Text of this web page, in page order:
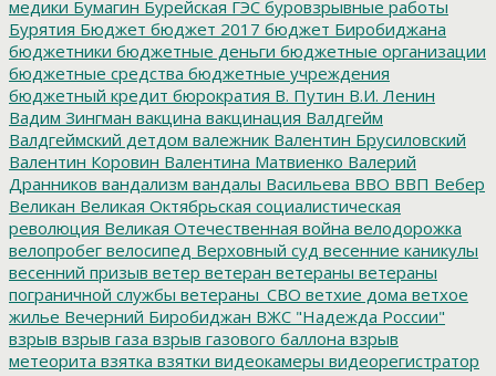
медики Бумагин Бурейская ГЭС буровзрывные работы
Бурятия Бюджет бюджет 2017 бюджет Биробиджана
бюджетники бюджетные деньги бюджетные организации
бюджетные средства бюджетные учреждения
бюджетный кредит бюрократия В. Путин В.И. Ленин
Вадим Зингман вакцина вакцинация Валдгейм
Валдгеймский детдом валежник Валентин Брусиловский
Валентин Коровин Валентина Матвиенко Валерий
Дранников вандализм вандалы Васильева ВВО ВВП Вебер
Великан Великая Октябрьская социалистическая
революция Великая Отечественная война велодорожка
велопробег велосипед Верховный суд весенние каникулы
весенний призыв ветер ветеран ветераны ветераны
пограничной службы ветераны_СВО ветхие дома ветхое
жилье Вечерний Биробиджан ВЖС "Надежда России"
взрыв взрыв газа взрыв газового баллона взрыв
метеорита взятка взятки видеокамеры видеорегистратор